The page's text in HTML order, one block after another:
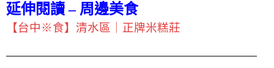
延伸閱讀 – 周邊美食
【台中※食】清水區｜正牌米糕莊